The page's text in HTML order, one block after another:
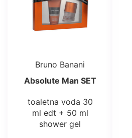
Bruno Banani
Absolute Man SET
toaletna voda 30
ml edt + 50 ml
shower gel